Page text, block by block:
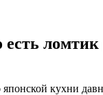
есть
кухни